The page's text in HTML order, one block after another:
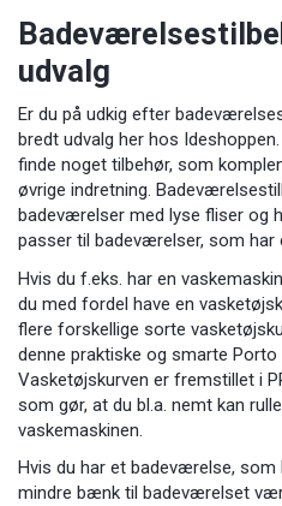
udvalg
Er du på udkig efter
bredt udvalg her hos
finde noget tilbehør, som
øvrige indretning.
badeværelser med lyse fliser og
passer til badeværelser, som har
Hvis du f.eks. har en
du med fordel have en
flere forskellige sorte
denne praktiske og smarte Porto
Vasketøjskurven er fremstillet i
som gør, at du bl.a. nemt kan
vaskemaskinen.
Hvis du har et badeværelse, som
mindre bænk til badeværelset